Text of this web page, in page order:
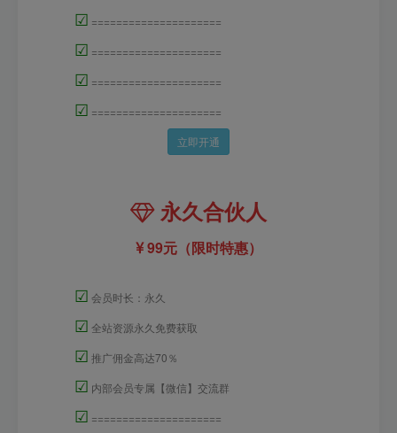
☑ =====================
☑ =====================
☑ =====================
☑ =====================
立即开通
永久合伙人
99元（限时特惠）
☑ 会员时长：永久
☑ 全站资源永久免费获取
☑ 推广佣金高达70％
☑ 内部会员专属【微信】交流群
☑ =====================